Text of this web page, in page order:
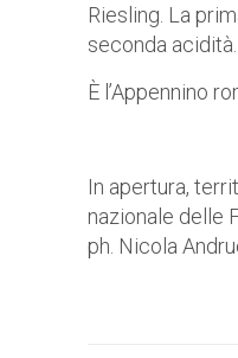
Riesling. La
seconda
È l’Appennino
In apertura,
nazionale delle
ph. Nicola